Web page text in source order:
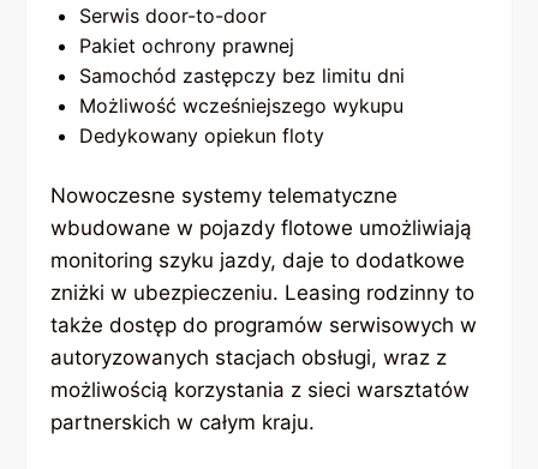
Serwis door-to-door
Pakiet ochrony prawnej
Samochód zastępczy bez limitu dni
Możliwość wcześniejszego wykupu
Dedykowany opiekun floty
Nowoczesne systemy telematyczne
wbudowane w pojazdy flotowe umożliwiają
monitoring szyku jazdy, daje to dodatkowe
zniżki w ubezpieczeniu. Leasing rodzinny to
także dostęp do programów serwisowych w
autoryzowanych stacjach obsługi, wraz z
możliwością korzystania z sieci warsztatów
partnerskich w całym kraju.